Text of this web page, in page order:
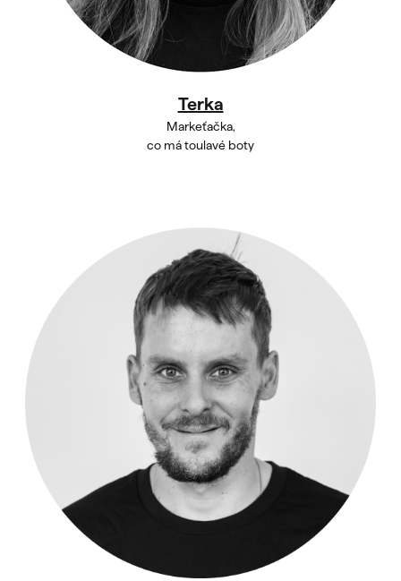
Terka
Markeťačka,
co má toulavé boty